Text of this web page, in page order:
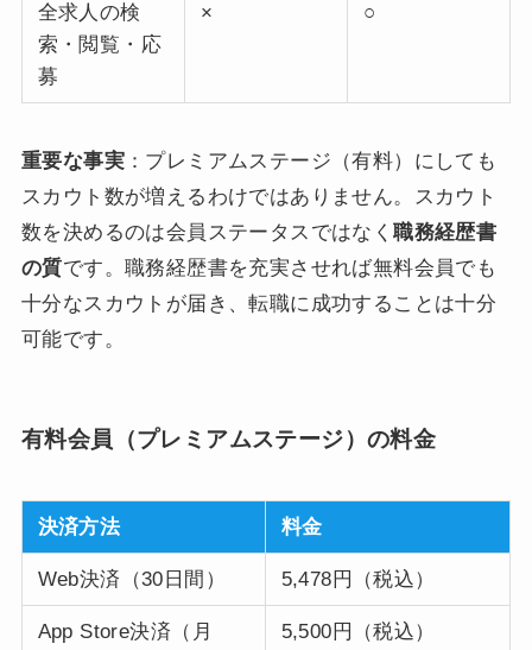
全求人の検
索・閲覧・応
募
× ○
重要な事実：プレミアムステージ（有料）にしても
スカウト数が増えるわけではありません。スカウト
数を決めるのは会員ステータスではなく職務経歴書
の質です。職務経歴書を充実させれば無料会員でも
十分なスカウトが届き、転職に成功することは十分
可能です。
有料会員（プレミアムステージ）の料金
決済方法 料金
Web決済（30日間） 5,478円（税込）
App Store決済（月
5,500円（税込）